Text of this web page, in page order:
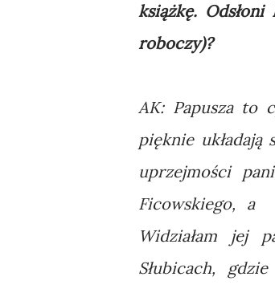
książkę. Odsłoni
roboczy)?
AK: Papusza to
pięknie układają
uprzejmości
Ficowskiego, a
Widziałam jej
Słubicach,